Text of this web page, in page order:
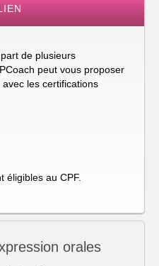
de plusieurs
peut vous proposer
les certifications
éligibles au CPF.
orales